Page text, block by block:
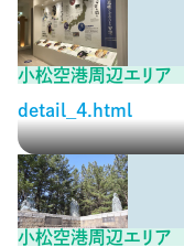
小松空港周辺エリア
detail_4.html
小松空港周辺エリア